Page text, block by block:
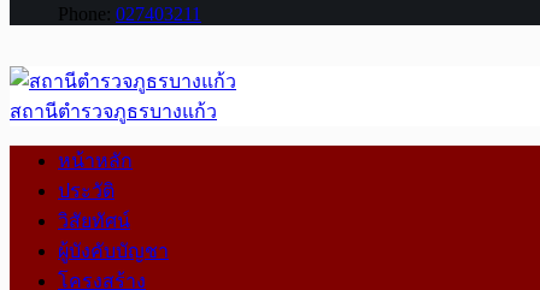
Phone: 027403211
สถานีตำรวจภูธรบางแก้ว
หน้าหลัก
ประวัติ
วิสัยทัศน์
ผู้บังคับบัญชา
โครงสร้าง